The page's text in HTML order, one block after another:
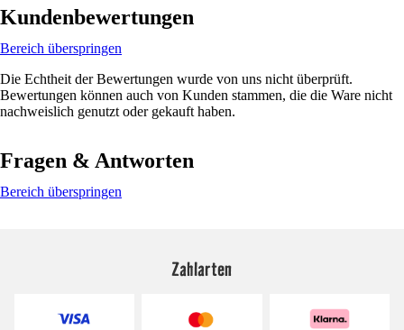
Kundenbewertungen
Bereich überspringen
Die Echtheit der Bewertungen wurde von uns nicht überprüft.
Bewertungen können auch von Kunden stammen, die die Ware nicht
nachweislich genutzt oder gekauft haben.
Fragen & Antworten
Bereich überspringen
Zahlarten